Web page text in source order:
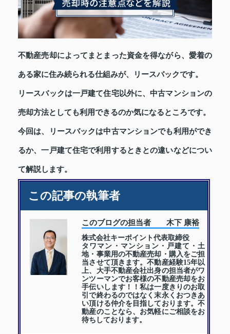
不動産売却によってまとまった資金を得ながら、愛着の
ある家に住み続られる仕組みが、リースバックです。
リースバックは一戸建て住宅以外に、中古マンションの
売却方法としても利用できるのか気になるところです。
今回は、リースバックは中古マンションでも利用ができ
るか、一戸建て住宅で利用するときとの違いなどについ
て解説します。
この記事の執筆者
このブログの担当者 木下 康裕
株式会社キーポイント代表取締役
タワマン・マンション・戸建て・土
地・事業用の不動産売却・購入をご担
当させて頂きます。不動産経験15年以
上、大手不動産会社出身の担当者がワ
ンツーマンでお客様の不動産売却をお
手伝いします！！私は一度きりのお取
引で終わるのではなく末永くおつきあ
い頂ける仲介を目指しております。不
動産のことなら、お気軽にご相談をお
待ちしております。